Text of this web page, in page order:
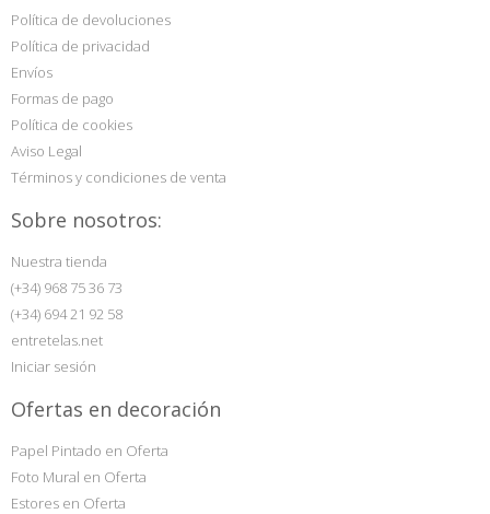
Política de devoluciones
Política de privacidad
Envíos
Formas de pago
Política de cookies
Aviso Legal
Términos y condiciones de venta
Sobre nosotros:
Nuestra tienda
(+34) 968 75 36 73
(+34) 694 21 92 58
entretelas.net
Iniciar sesión
Ofertas en decoración
Papel Pintado en Oferta
Foto Mural en Oferta
Estores en Oferta